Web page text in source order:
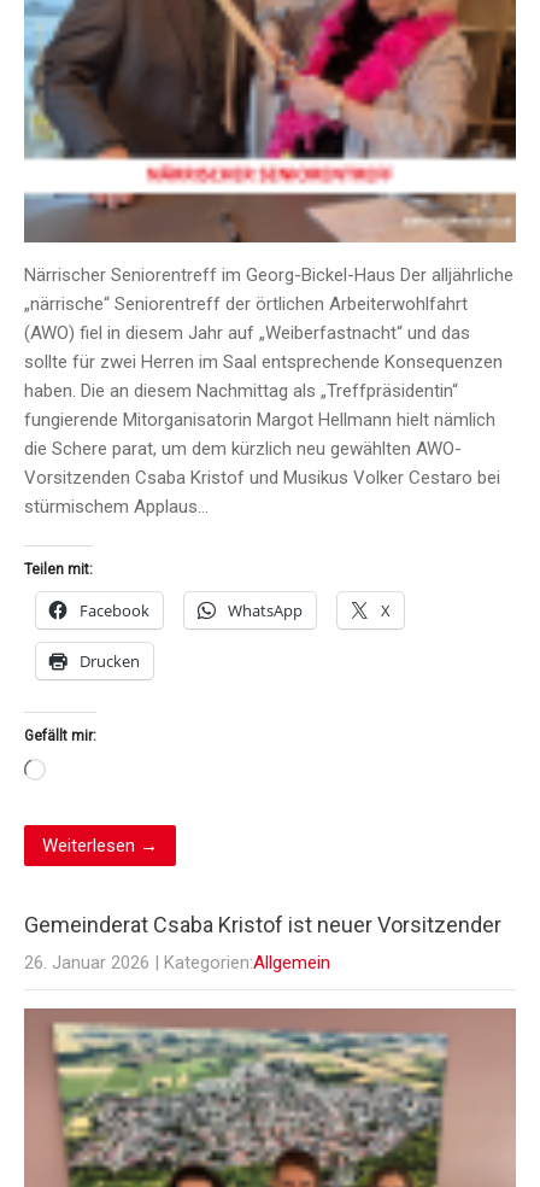
Närrischer Seniorentreff im Georg-Bickel-Haus Der alljährliche
„närrische“ Seniorentreff der örtlichen Arbeiterwohlfahrt
(AWO) fiel in diesem Jahr auf „Weiberfastnacht“ und das
sollte für zwei Herren im Saal entsprechende Konsequenzen
haben. Die an diesem Nachmittag als „Treffpräsidentin“
fungierende Mitorganisatorin Margot Hellmann hielt nämlich
die Schere parat, um dem kürzlich neu gewählten AWO-
Vorsitzenden Csaba Kristof und Musikus Volker Cestaro bei
stürmischem Applaus…
Teilen mit:
Facebook WhatsApp X
Drucken
Gefällt mir:
Wird
Weiterlesen →
Gemeinderat Csaba Kristof ist neuer Vorsitzender
26. Januar 2026 | Kategorien:Allgemein